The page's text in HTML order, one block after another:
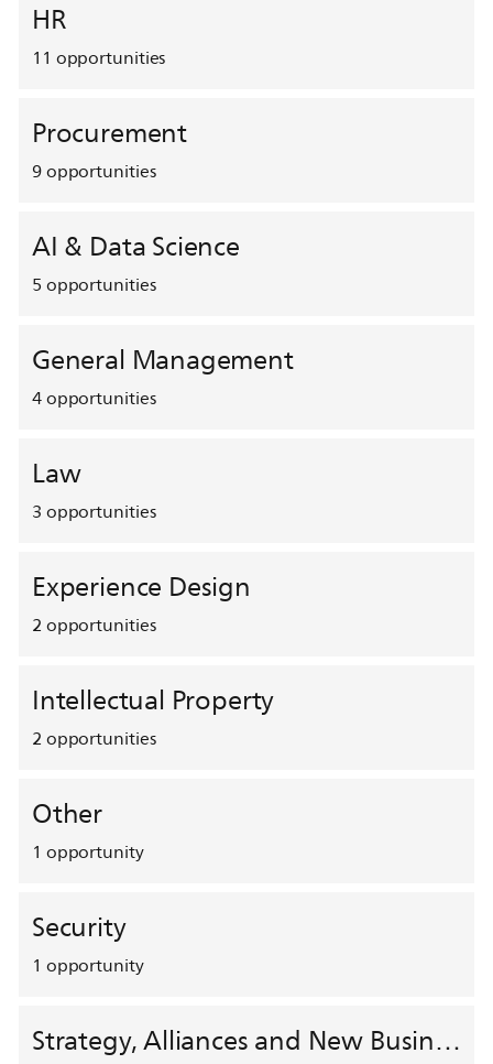
HR
11 opportunities
Procurement
9opportunities
AI & Data Science
5opportunities
General Management
4opportunities
Law
3opportunities
Experience Design
2opportunities
Intellectual Property
2opportunities
Other
1 opportunity
Security
1 opportunity
Strategy, Alliances and New Business Development